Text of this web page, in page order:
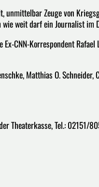
Zeuge von
weit darf ein Journalist
CNN-Korrespondent
Matthias O. Schneider,
Theaterkasse, Tel.: 02151/